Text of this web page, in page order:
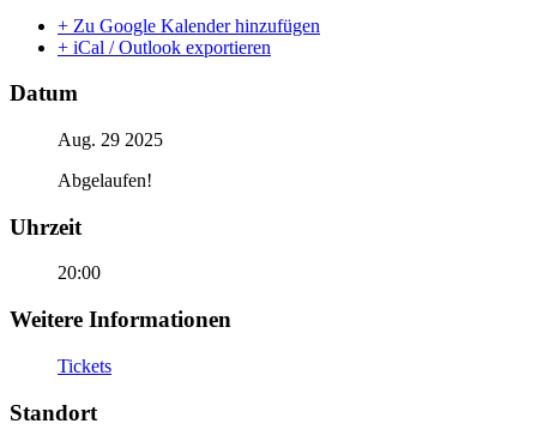
+ Zu Google Kalender hinzufügen
+ iCal / Outlook exportieren
Datum
Aug. 29 2025
Abgelaufen!
Uhrzeit
20:00
Weitere Informationen
Tickets
Standort